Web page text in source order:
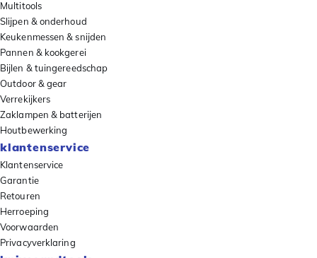
Multitools
Slijpen & onderhoud
Keukenmessen & snijden
Pannen & kookgerei
Bijlen & tuingereedschap
Outdoor & gear
Verrekijkers
Zaklampen & batterijen
Houtbewerking
klantenservice
Klantenservice
Garantie
Retouren
Herroeping
Voorwaarden
Privacyverklaring